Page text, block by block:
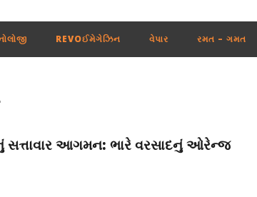
REVOઈમેગેઝિન વેપાર રમત – ગમત
સત્તાવાર આગમન: ભારે વરસાદનું ઓરેન્જ